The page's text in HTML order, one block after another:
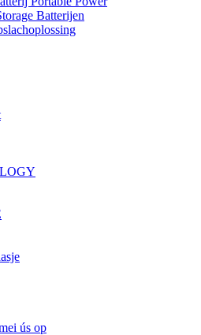
Batterijen
ús op